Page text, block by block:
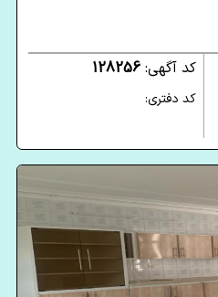
کد آگهی: 128256
کد دفتری: